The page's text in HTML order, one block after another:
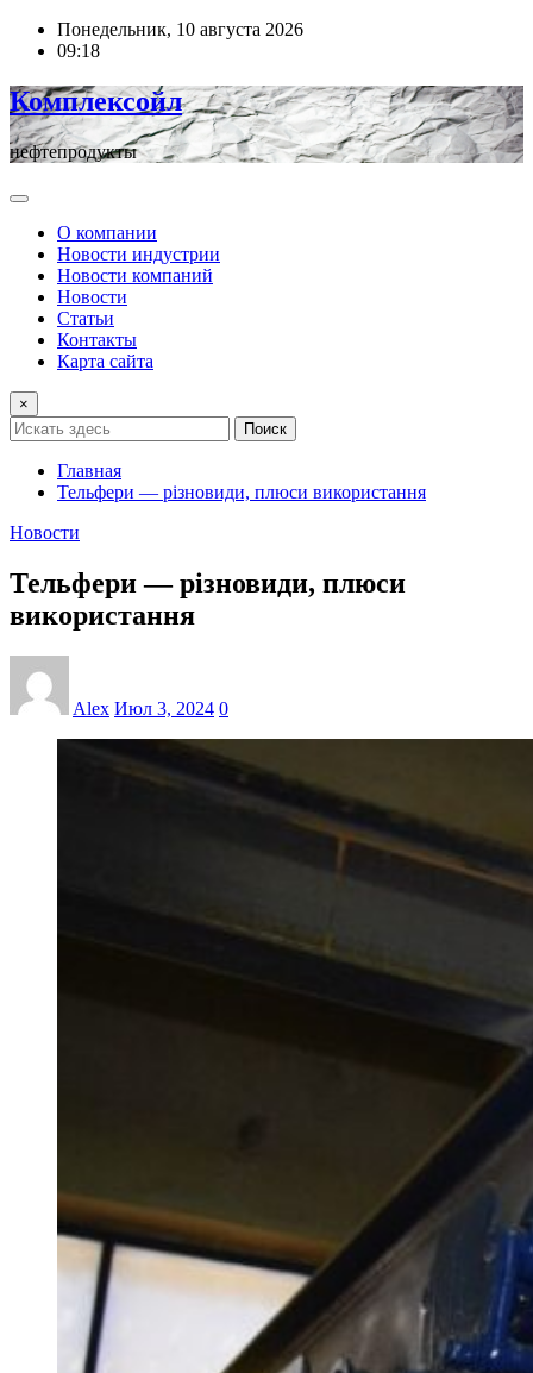
ПерейтиПонедельник, 10 августа 2026
09:18
Комплексойл
нефтепродукты
О компании
Новости индустрии
Новости компаний
Новости
Статьи
Контакты
Карта сайта
×
Поиск
Главная
Тельфери — різновиди, плюси використання
Новости
Тельфери — різновиди, плюси
використання
Alex Июл 3, 2024 0